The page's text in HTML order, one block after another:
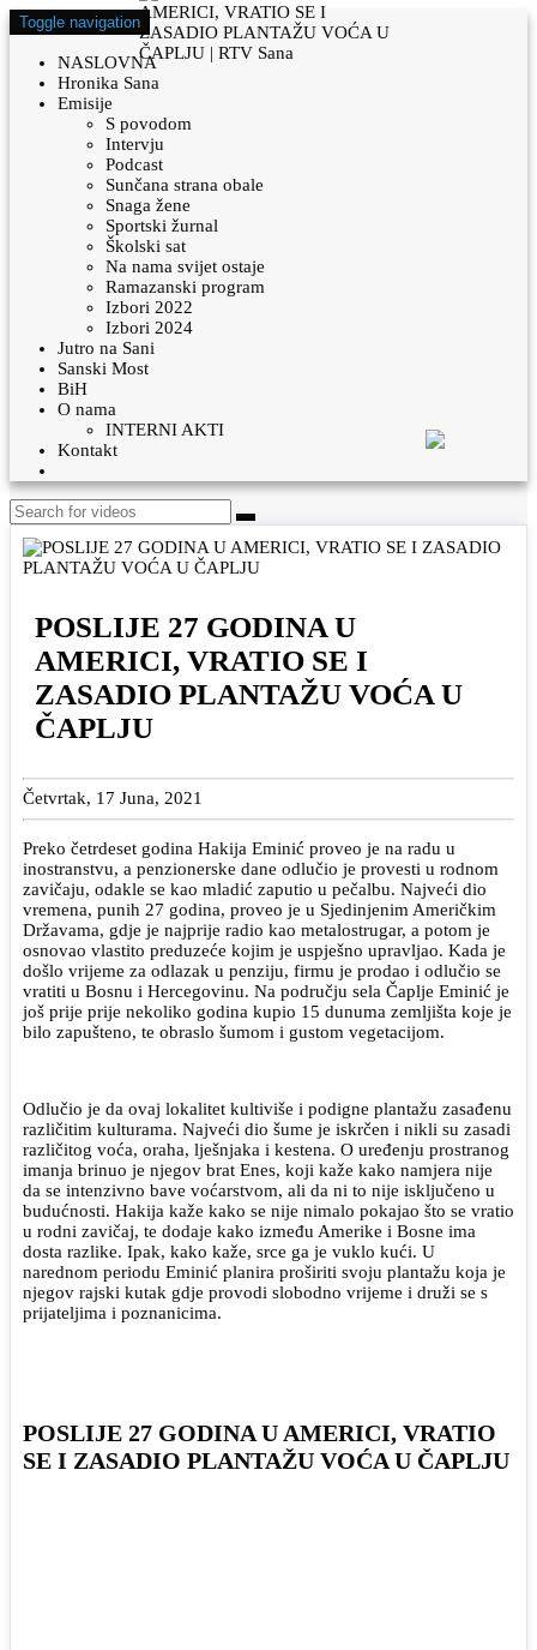
Toggle navigation
NASLOVNA
Hronika Sana
Emisije
S povodom
Intervju
Podcast
Sunčana strana obale
Snaga žene
Sportski žurnal
Školski sat
Na nama svijet ostaje
Ramazanski program
Izbori 2022
Izbori 2024
Jutro na Sani
Sanski Most
BiH
O nama
INTERNI AKTI
Kontakt
POSLIJE 27 GODINA U
AMERICI, VRATIO SE I
ZASADIO PLANTAŽU VOĆA U
ČAPLJU
Četvrtak, 17 Juna, 2021
Preko četrdeset godina Hakija Eminić proveo je na radu u
inostranstvu, a penzionerske dane odlučio je provesti u rodnom
zavičaju, odakle se kao mladić zaputio u pečalbu. Najveći dio
vremena, punih 27 godina, proveo je u Sjedinjenim Američkim
Državama, gdje je najprije radio kao metalostrugar, a potom je
osnovao vlastito preduzeće kojim je uspješno upravljao. Kada je
došlo vrijeme za odlazak u penziju, firmu je prodao i odlučio se
vratiti u Bosnu i Hercegovinu. Na području sela Čaplje Eminić je
još prije prije nekoliko godina kupio 15 dunuma zemljišta koje je
bilo zapušteno, te obraslo šumom i gustom vegetacijom.
Odlučio je da ovaj lokalitet kultiviše i podigne plantažu zasađenu
različitim kulturama. Najveći dio šume je iskrčen i nikli su zasadi
različitog voća, oraha, lješnjaka i kestena. O uređenju prostranog
imanja brinuo je njegov brat Enes, koji kaže kako namjera nije
da se intenzivno bave voćarstvom, ali da ni to nije isključeno u
budućnosti. Hakija kaže kako se nije nimalo pokajao što se vratio
u rodni zavičaj, te dodaje kako između Amerike i Bosne ima
dosta razlike. Ipak, kako kaže, srce ga je vuklo kući. U
narednom periodu Eminić planira proširiti svoju plantažu koja je
njegov rajski kutak gdje provodi slobodno vrijeme i druži se s
prijateljima i poznanicima.
POSLIJE 27 GODINA U AMERICI, VRATIO
SE I ZASADIO PLANTAŽU VOĆA U ČAPLJU